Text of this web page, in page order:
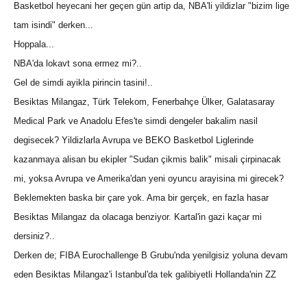
Basketbol heyecani her geçen gün artip da, NBA'li yildizlar "bizim lige
tam isindi" derken...
Hoppala...
NBA'da lokavt sona ermez mi?..
Gel de simdi ayikla pirincin tasini!..
Besiktas Milangaz, Türk Telekom, Fenerbahçe Ülker, Galatasaray
Medical Park ve Anadolu Efes'te simdi dengeler bakalim nasil
degisecek? Yildizlarla Avrupa ve BEKO Basketbol Liglerinde
kazanmaya alisan bu ekipler "Sudan çikmis balik" misali çirpinacak
mi, yoksa Avrupa ve Amerika'dan yeni oyuncu arayisina mi girecek?
Beklemekten baska bir çare yok. Ama bir gerçek, en fazla hasar
Besiktas Milangaz da olacaga benziyor. Kartal'in gazi kaçar mi
dersiniz?..
Derken de; FIBA Eurochallenge B Grubu'nda yenilgisiz yoluna devam
eden Besiktas Milangaz'i Istanbul'da tek galibiyetli Hollanda'nin ZZ